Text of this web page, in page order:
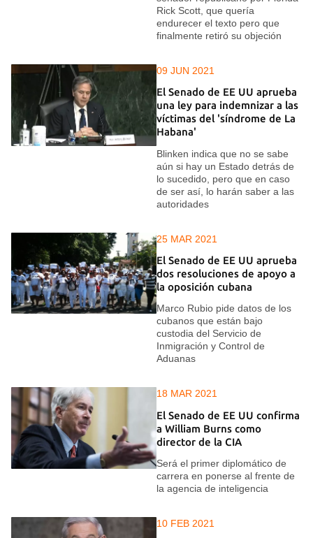
Rick Scott, que quería
endurecer el texto pero que
finalmente retiró su objeción
09 JUN 2021
El Senado de EE UU aprueba
una ley para indemnizar a las
víctimas del 'síndrome de La
Habana'
Blinken indica que no se sabe
aún si hay un Estado detrás de
lo sucedido, pero que en caso
de ser así, lo harán saber a las
autoridades
25 MAR 2021
El Senado de EE UU aprueba
dos resoluciones de apoyo a
la oposición cubana
Marco Rubio pide datos de los
cubanos que están bajo
custodia del Servicio de
Inmigración y Control de
Aduanas
18 MAR 2021
El Senado de EE UU confirma
a William Burns como
director de la CIA
Será el primer diplomático de
carrera en ponerse al frente de
la agencia de inteligencia
10 FEB 2021